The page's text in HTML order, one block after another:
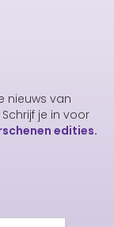
nieuws van
je in voor
edities.